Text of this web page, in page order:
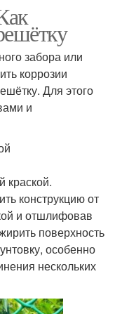
забора или
коррозии
Для этого
и
краской.
конструкцию от
и отшлифовав
поверхность
особенно
нескольких